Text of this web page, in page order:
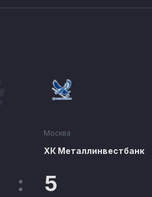
: 5
Москва
ХК Металлинвестбанк